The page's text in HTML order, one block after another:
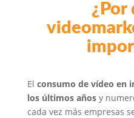
¿Por
El consumo de vídeo en
los últimos añosy
cada vez más empresas